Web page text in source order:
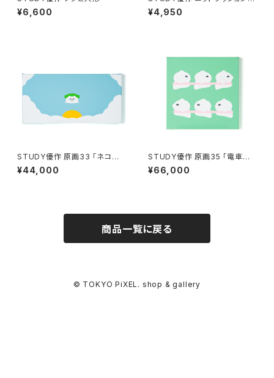
¥6,600
バー
¥4,950
STUDY優作 原画33 「ネコマ
ン」
¥44,000
STUDY優作 原画35 「電車ごっ
こ」
¥66,000
商品一覧に戻る
© TOKYO PiXEL. shop & gallery